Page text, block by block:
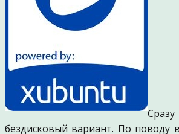
бездисковый вариант. По поводу